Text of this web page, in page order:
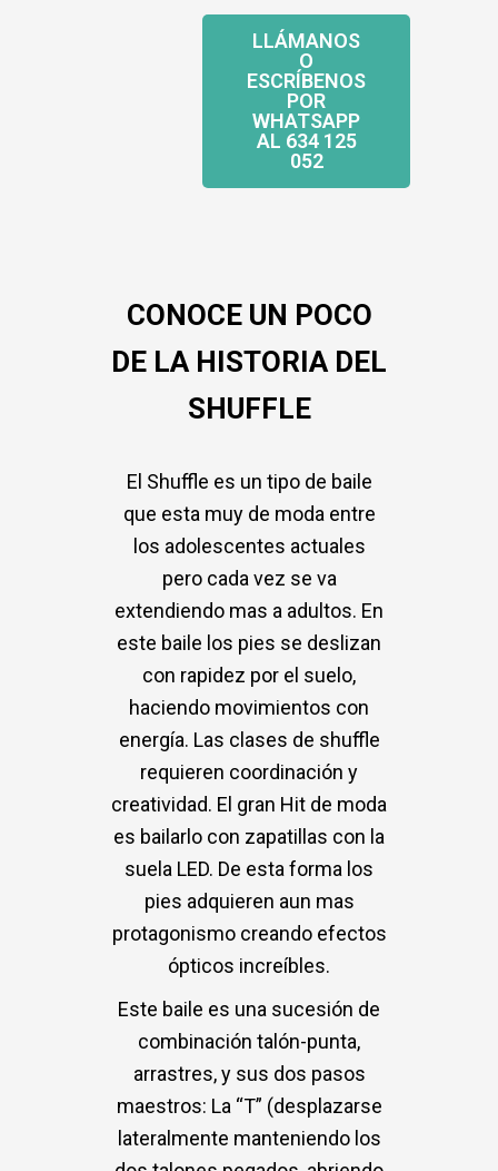
LLÁMANOS
O
ESCRÍBENOS
POR
WHATSAPP
AL 634 125
052
CONOCE UN POCO
DE LA HISTORIA DEL
SHUFFLE
El Shuffle es un tipo de baile
que esta muy de moda entre
los adolescentes actuales
pero cada vez se va
extendiendo mas a adultos. En
este baile los pies se deslizan
con rapidez por el suelo,
haciendo movimientos con
energía. Las clases de shuffle
requieren coordinación y
creatividad. El gran Hit de moda
es bailarlo con zapatillas con la
suela LED. De esta forma los
pies adquieren aun mas
protagonismo creando efectos
ópticos increíbles.
Este baile es una sucesión de
combinación talón-punta,
arrastres, y sus dos pasos
maestros: La “T” (desplazarse
lateralmente manteniendo los